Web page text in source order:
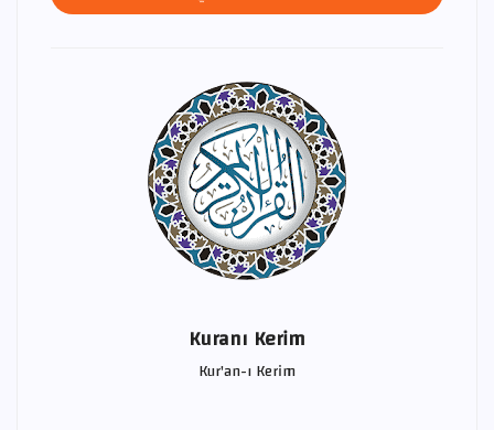
Kuranı Kerim
Kur'an-ı Kerim